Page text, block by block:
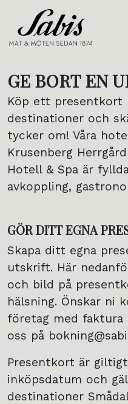
GE BORT EN
Köp ett presentkort
destinationer och
tycker om! Våra
Krusenberg
Hotell & Spa är
avkoppling,
GÖR DITT EGNA
Skapa ditt egna
utskrift. Här
och bild på
hälsning. Önskar ni
företag med faktura
oss på
Presentkort är
inköpsdatum och
destinationer